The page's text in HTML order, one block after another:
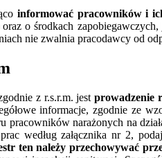
informować pracowników i
o środkach
nie zwalnia pracodawcy od
z r.s.r.m. jestprowadzenie
informacje, zgodnie ze
pracowników narażonych na
według załącznika nr 2,
ten należy przechowywać